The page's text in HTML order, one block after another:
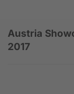
Austria
2017